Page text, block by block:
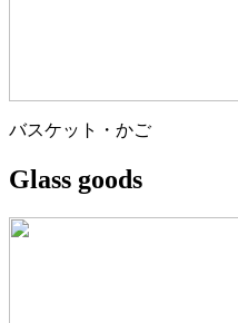
バスケット・かご
Glass goods